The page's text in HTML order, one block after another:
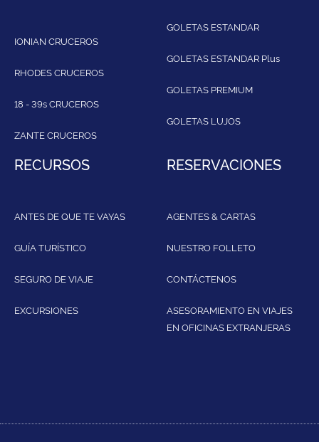
IONIAN CRUCEROS
RHODES CRUCEROS
18 - 39s CRUCEROS
ZANTE CRUCEROS
GOLETAS ESTANDAR
GOLETAS ESTANDAR Plus
GOLETAS PREMIUM
GOLETAS LUJOS
RECURSOS
ANTES DE QUE TE VAYAS
GUÍA TURÍSTICO
SEGURO DE VIAJE
EXCURSIONES
RESERVACIONES
AGENTES & CARTAS
NUESTRO FOLLETO
CONTÁCTENOS
ASESORAMIENTO EN VIAJES
EN OFICINAS EXTRANJERAS